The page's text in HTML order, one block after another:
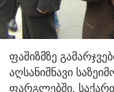
ფაშიზმზე
აღსანიშნავი
ფარგლებში,